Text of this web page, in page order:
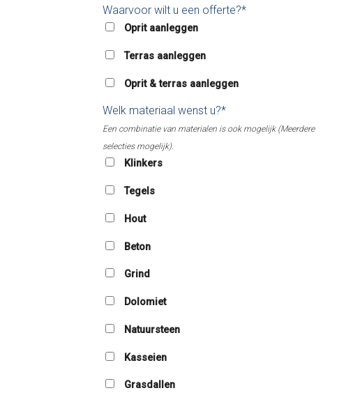
Waarvoor wilt u een offerte?*
Oprit aanleggen
Terras aanleggen
Oprit & terras aanleggen
Welk materiaal wenst u?*
Een combinatie van materialen is ook mogelijk (Meerdere
selecties mogelijk).
Klinkers
Tegels
Hout
Beton
Grind
Dolomiet
Natuursteen
Kasseien
Grasdallen